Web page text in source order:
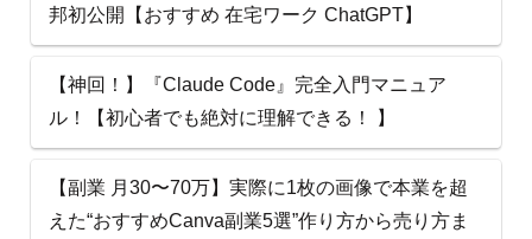
邦初公開【おすすめ 在宅ワーク ChatGPT】
【神回！】『Claude Code』完全入門マニュア
ル！【初心者でも絶対に理解できる！ 】
【副業 月30〜70万】実際に1枚の画像で本業を超
えた“おすすめCanva副業5選”作り方から売り方ま